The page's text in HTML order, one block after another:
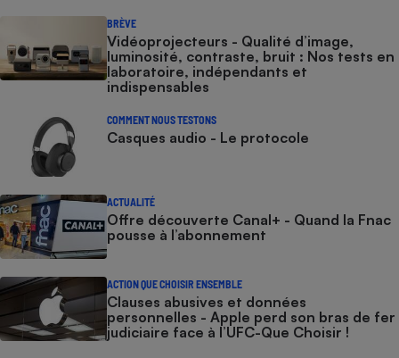
BRÈVE
Vidéoprojecteurs - Qualité d’image,
luminosité, contraste, bruit : Nos tests en
laboratoire, indépendants et
indispensables
COMMENT NOUS TESTONS
Casques audio - Le protocole
ACTUALITÉ
Offre découverte Canal+ - Quand la Fnac
pousse à l’abonnement
ACTION QUE CHOISIR ENSEMBLE
Clauses abusives et données
personnelles - Apple perd son bras de fer
judiciaire face à l’UFC-Que Choisir !